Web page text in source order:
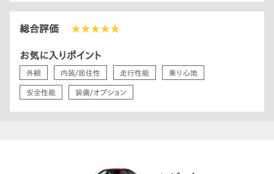
総合評価 ★★★★★
お気に入りポイント
外観 内装/居住性 走行性能 乗り心地
安全性能 装備/オプション